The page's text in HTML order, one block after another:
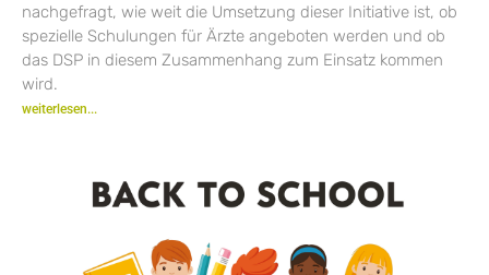
nachgefragt, wie weit die Umsetzung dieser Initiative ist, ob
spezielle Schulungen für Ärzte angeboten werden und ob
das DSP in diesem Zusammenhang zum Einsatz kommen
wird.
weiterlesen...